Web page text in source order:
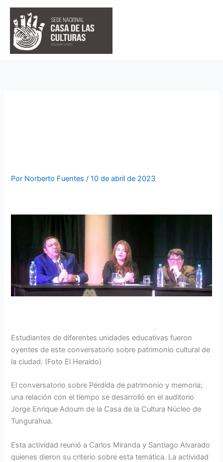
contenido
Por Norberto Fuentes /10 de abril de 2023
Estudiantes de diferentes unidades educativas fueron
oyentes de este conversatorio sobre patrimonio cultural de
la ciudad. (Foto El Heraldo)
El conversatorio sobre Pérdida de patrimonio y memoria;
una relación con el tiempo se desarrolló en el auditorio
Jorge Enrique Adoum de la Casa de la Cultura Núcleo de
Tungurahua.
Esta actividad reunió a Carlos Miranda y Santiago Alvarado
quienes dieron su criterio sobre esta temática. La actividad